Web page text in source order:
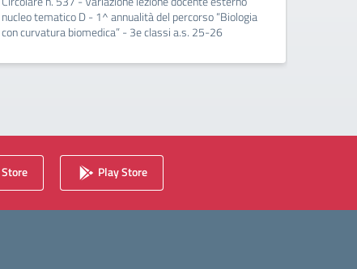
nucleo tematico D - 1^ annualità del percorso “Biologia
con curvatura biomedica” - 3e classi a.s. 25-26
Play Store